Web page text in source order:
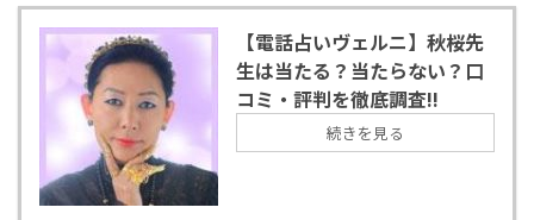
【電話占いヴェルニ】秋桜先
生は当たる？当たらない？口
コミ・評判を徹底調査!!
続きを見る